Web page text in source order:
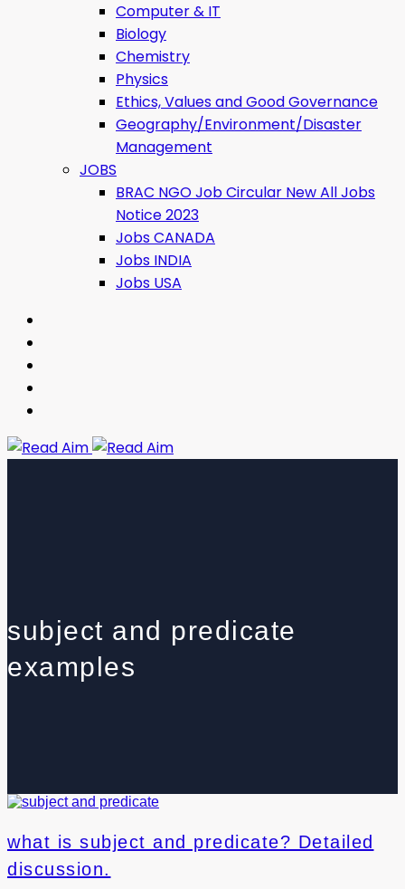
Computer & IT
Biology
Chemistry
Physics
Ethics, Values ​​and Good Governance
Geography/Environment/Disaster
Management
JOBS
BRAC NGO Job Circular New All Jobs
Notice 2023
Jobs CANADA
Jobs INDIA
Jobs USA
Read Aim
subject and predicate
examples
what is subject and predicate? Detailed
discussion.